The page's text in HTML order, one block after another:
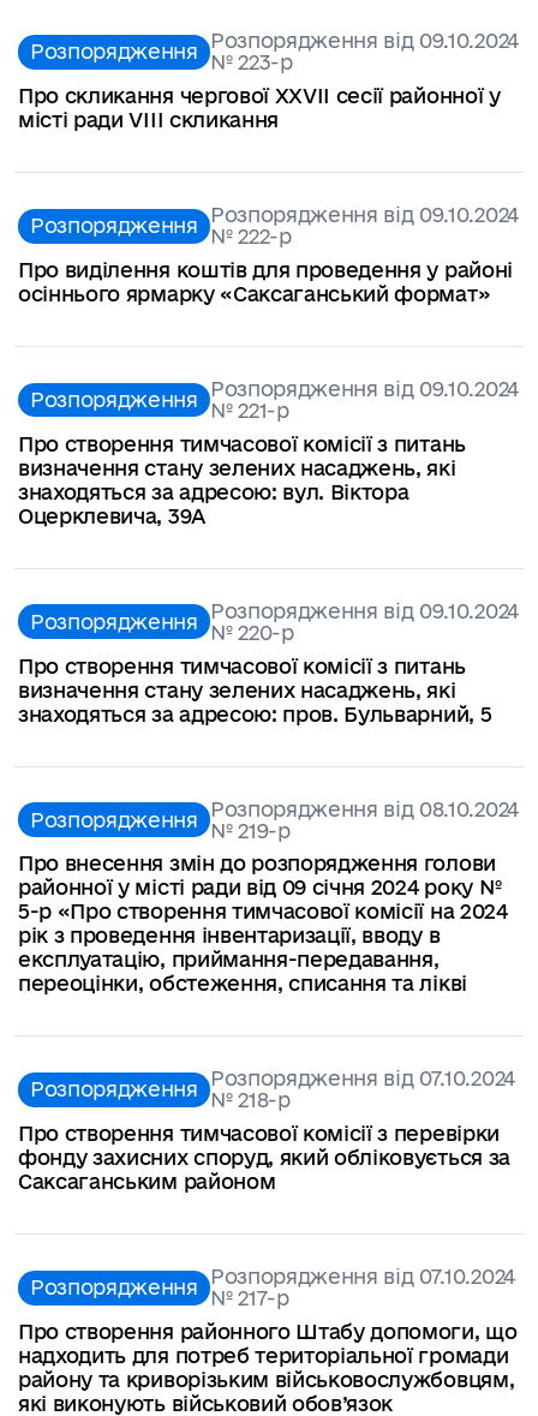
Розпорядження Розпорядження від 09.10.2024
№ 223-p
Про скликання чергової ХXVIІ сесії районної у
місті ради VІІІ скликання
Розпорядження Розпорядження від 09.10.2024
№ 222-p
Про виділення коштів для проведення у районі
осіннього ярмарку «Саксаганський формат»
Розпорядження Розпорядження від 09.10.2024
№ 221-p
Про створення тимчасової комісії з питань
визначення стану зелених насаджень, які
знаходяться за адресою: вул. Віктора
Оцерклевича, 39А
Розпорядження Розпорядження від 09.10.2024
№ 220-p
Про створення тимчасової комісії з питань
визначення стану зелених насаджень, які
знаходяться за адресою: пров. Бульварний, 5
Розпорядження Розпорядження від 08.10.2024
№ 219-p
Про внесення змін до розпорядження голови
районної у місті ради від 09 січня 2024 року №
5-р «Про створення тимчасової комісії на 2024
рік з проведення інвентаризації, вводу в
експлуатацію, приймання-передавання,
переоцінки, обстеження, списання та лікві
Розпорядження Розпорядження від 07.10.2024
№ 218-p
Про створення тимчасової комісії з перевірки
фонду захисних споруд, який обліковується за
Саксаганським районом
Розпорядження Розпорядження від 07.10.2024
№ 217-p
Про створення районного Штабу допомоги, що
надходить для потреб територіальної громади
району та криворізьким військовослужбовцям,
які виконують військовий обов’язок